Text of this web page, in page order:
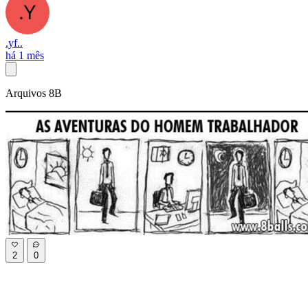
.yf..
há 1 mês
Arquivos 8B
2 0